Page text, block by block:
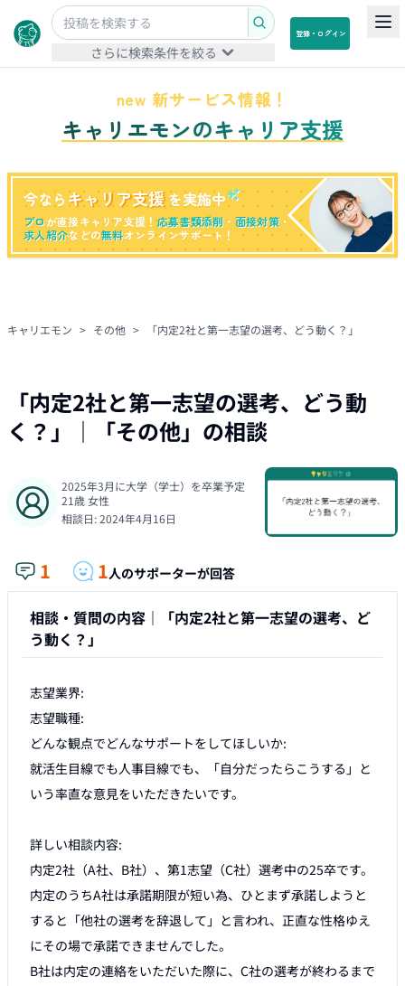
さらに検索条件を絞る
登録・ログイン
new 新サービス情報！
キャリエモンのキャリア支援
今なら キャリア支援 を実施中
プロが直接キャリア支援！応募書類添削 ・ 面接対策・
求人紹介などの無料オンラインサポート！
キャリエモン > その他 > 「内定2社と第一志望の選考、どう動く？」
「内定2社と第一志望の選考、どう動
く？」
｜「その他」の相談
2025年3月に大学（学士）を卒業予定
21歳女性
相談日:2024年4月16日
1 1人のサポーターが回答
相談・質問の内容｜
「内定2社と第一志望の選考、ど
う動く？」
志望業界:
志望職種:
どんな観点でどんなサポートをしてほしいか:
就活生目線でも人事目線でも、「自分だったらこうする」と
いう率直な意見をいただきたいです。
詳しい相談内容:
内定2社（A社、B社）、第1志望（C社）選考中の25卒です。
内定のうちA社は承諾期限が短い為、ひとまず承諾しようと
すると「他社の選考を辞退して」と言われ、正直な性格ゆえ
にその場で承諾できませんでした。
B社は内定の連絡をいただいた際に、C社の選考が終わるまで